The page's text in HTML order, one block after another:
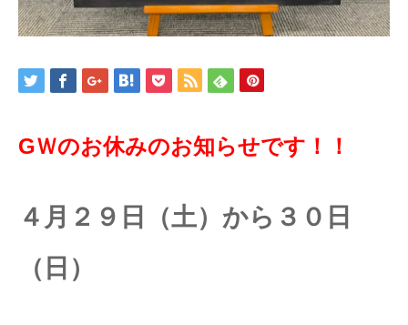
GＷのお休みのお知らせです！！
４月２９日（土）から３０日
（日）